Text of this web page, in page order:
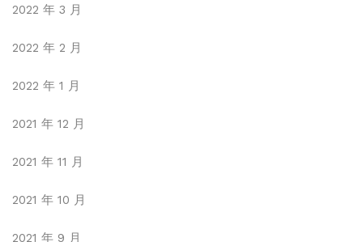
2022 年 3 月
2022 年 2 月
2022 年 1 月
2021 年 12 月
2021 年 11 月
2021 年 10 月
2021 年 9 月